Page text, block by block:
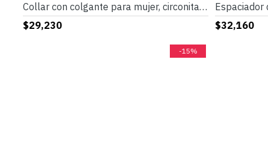
Collar con colgante para mujer, circonita de plata 925, gato transparente, estilo Punk brillante geométrico para mujer, regalos de joyería para boda y Navidad
$29,230
$32,160
-15%